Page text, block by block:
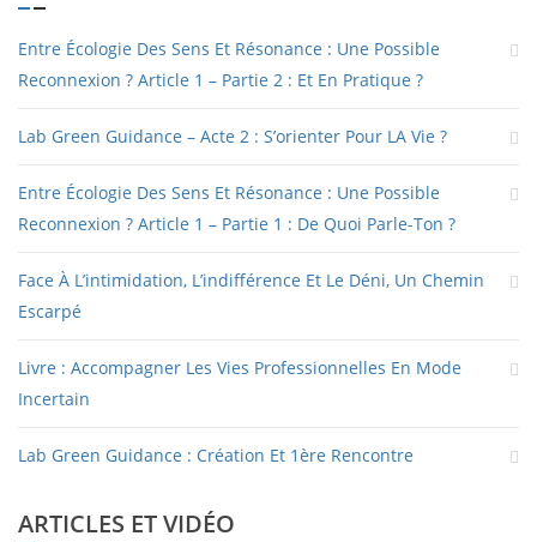
Entre Écologie Des Sens Et Résonance : Une Possible
Reconnexion ? Article 1 – Partie 2 : Et En Pratique ?
Lab Green Guidance – Acte 2 : S’orienter Pour LA Vie ?
Entre Écologie Des Sens Et Résonance : Une Possible
Reconnexion ? Article 1 – Partie 1 : De Quoi Parle-Ton ?
Face À L’intimidation, L’indifférence Et Le Déni, Un Chemin
Escarpé
Livre : Accompagner Les Vies Professionnelles En Mode
Incertain
Lab Green Guidance : Création Et 1ère Rencontre
ARTICLES ET VIDÉO